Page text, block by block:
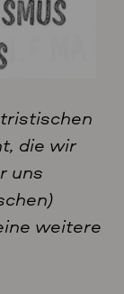
die wir
uns
weitere